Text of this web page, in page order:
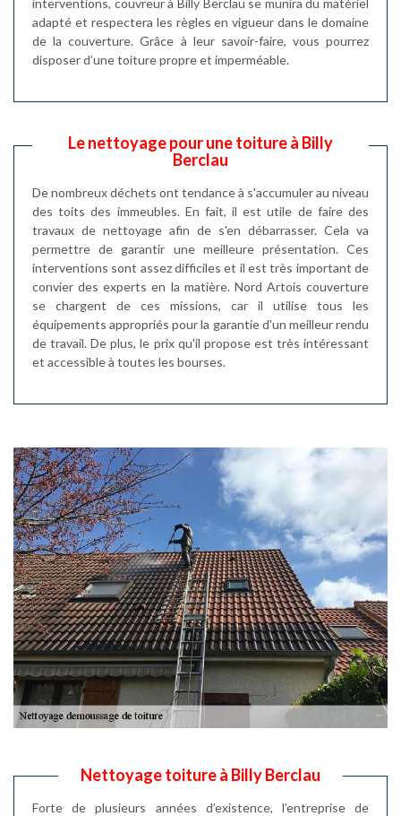
adapté et respectera les règles en vigueur dans le domaine
de la couverture. Grâce à leur savoir-faire, vous pourrez
disposer d’une toiture propre et imperméable.
Le nettoyage pour une toiture à Billy
Berclau
De nombreux déchets ont tendance à s'accumuler au niveau
des toits des immeubles. En fait, il est utile de faire des
travaux de nettoyage afin de s'en débarrasser. Cela va
permettre de garantir une meilleure présentation. Ces
interventions sont assez difficiles et il est très important de
convier des experts en la matière. Nord Artois couverture
se chargent de ces missions, car il utilise tous les
équipements appropriés pour la garantie d'un meilleur rendu
de travail. De plus, le prix qu'il propose est très intéressant
et accessible à toutes les bourses.
Nettoyage toiture à Billy Berclau
Forte de plusieurs années d’existence, l’entreprise de